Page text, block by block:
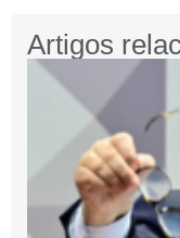
Artigos